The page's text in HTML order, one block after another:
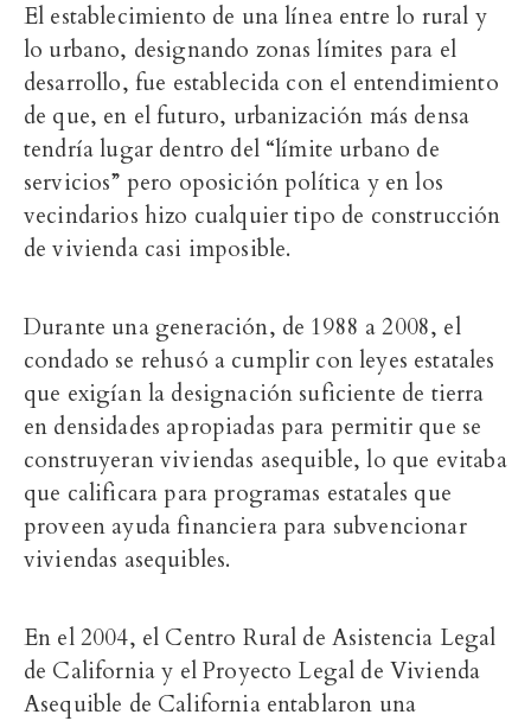
El establecimiento de una línea entre lo rural y
lo urbano, designando zonas límites para el
desarrollo, fue establecida con el entendimiento
de que, en el futuro, urbanización más densa
tendría lugar dentro del “límite urbano de
servicios” pero oposición política y en los
vecindarios hizo cualquier tipo de construcción
de vivienda casi imposible.
Durante una generación, de 1988 a 2008, el
condado se rehusó a cumplir con leyes estatales
que exigían la designación suficiente de tierra
en densidades apropiadas para permitir que se
construyeran viviendas asequible, lo que evitaba
que calificara para programas estatales que
proveen ayuda financiera para subvencionar
viviendas asequibles.
En el 2004, el Centro Rural de Asistencia Legal
de California y el Proyecto Legal de Vivienda
Asequible de California entablaron una